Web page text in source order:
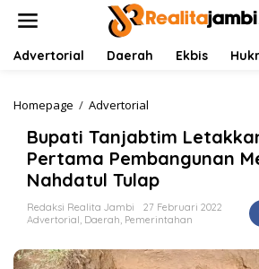
Advertorial Daerah Ekbis
Homepage / Advertorial
p
a
t
i
T
a
j
Bupati Tanjabtim
Pertama Pembangunan
Nahdatul Tulap
Redaksi Realita Jambi
27 Februari 2022
Advertorial, Daerah, Pemerintahan